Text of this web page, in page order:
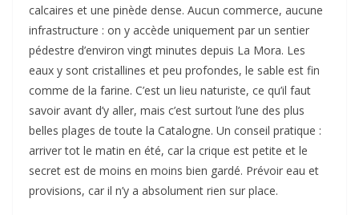
calcaires et une pinède dense. Aucun commerce, aucune
infrastructure : on y accède uniquement par un sentier
pédestre d’environ vingt minutes depuis La Mora. Les
eaux y sont cristallines et peu profondes, le sable est fin
comme de la farine. C’est un lieu naturiste, ce qu’il faut
savoir avant d’y aller, mais c’est surtout l’une des plus
belles plages de toute la Catalogne. Un conseil pratique :
arriver tot le matin en été, car la crique est petite et le
secret est de moins en moins bien gardé. Prévoir eau et
provisions, car il n’y a absolument rien sur place.